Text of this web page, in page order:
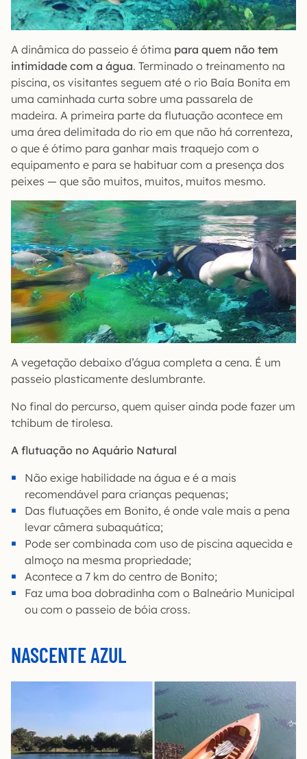
A dinâmica do passeio é ótima para quem não tem
intimidade com a água. Terminado o treinamento na
piscina, os visitantes seguem até o rio Baía Bonita em
uma caminhada curta sobre uma passarela de
madeira. A primeira parte da flutuação acontece em
uma área delimitada do rio em que não há correnteza,
o que é ótimo para ganhar mais traquejo com o
equipamento e para se habituar com a presença dos
peixes — que são muitos, muitos, muitos mesmo.
A vegetação debaixo d’água completa a cena. É um
passeio plasticamente deslumbrante.
No final do percurso, quem quiser ainda pode fazer um
tchibum de tirolesa.
A flutuação no Aquário Natural
Não exige habilidade na água e é a mais
recomendável para crianças pequenas;
Das flutuações em Bonito, é onde vale mais a pena
levar câmera subaquática;
Pode ser combinada com uso de piscina aquecida e
almoço na mesma propriedade;
Acontece a 7 km do centro de Bonito;
Faz uma boa dobradinha com o Balneário Municipal
ou com o passeio de bóia cross.
NASCENTE AZUL